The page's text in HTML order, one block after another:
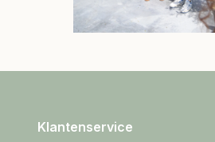
Klantenservice